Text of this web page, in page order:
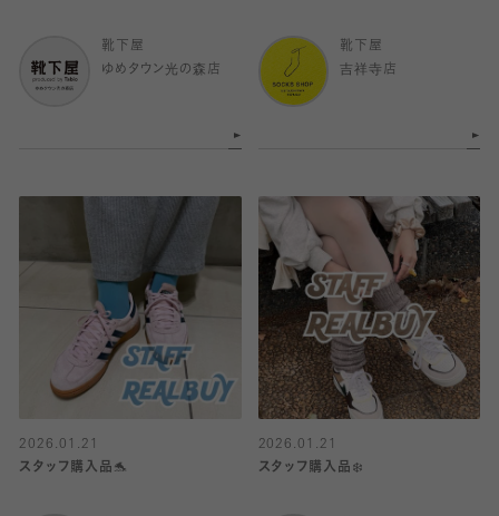
靴下屋
ゆめタウン光の森店
靴下屋
吉祥寺店
2026.01.21
スタッフ購入品🐬
2026.01.21
スタッフ購入品❄️